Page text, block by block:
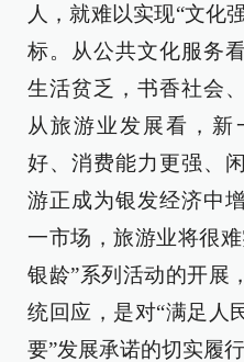
人，就难以实现“文化
标。从公共文化服务
生活贫乏，书香社会
从旅游业发展看，新
好、消费能力更强、
游正成为银发经济中
一市场，旅游业将很
银龄”系列活动的开展
统回应，是对“满足人
要”发展承诺的切实履行